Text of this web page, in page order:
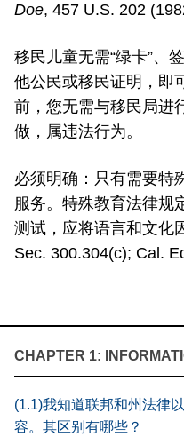
CHAPTER 1:
(1.1)我知道联邦和州法律
容。其区别有哪些？
Doe, 457 U.S. 202
移民儿童无需“绿卡”、
他公民或移民证明，即
前，您无需与移民局进
做，属违法行为。
必须明确：只有需要特
服务。特殊教育法律规
测试，应将语言和文化
Sec. 300.304(c); Cal.